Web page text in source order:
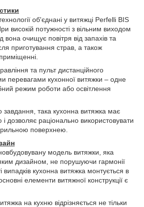
об'єднані у витяжці Perfelli BIS
високій потужності з вільним виходом
вона очищує повітря від запахів та
приготування страв, а також
та пульт дистанційного
перевагами кухонної витяжки – одне
режим роботи або освітлення
завдання, така кухонна витяжка має
дозволяє раціонально використовувати
поверхнею.
модель витяжки, яка
дизайном, не порушуючи гармонії
випадків кухонна витяжка монтується в
елементи витяжної конструкції є
на кухню відрізняється не тільки